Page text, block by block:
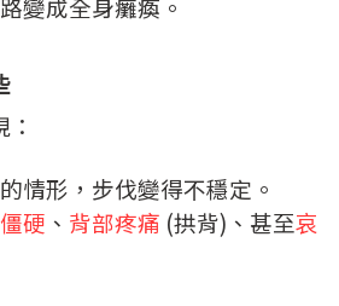
變成全身癱瘓。
的情形，步伐變得不穩定。
硬 、 背部疼痛 (拱背)、甚至哀